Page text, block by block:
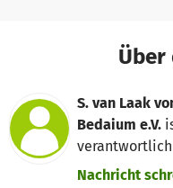
Über
S. van Laak
Bedaium e.V.
verantwortlich
Nachricht